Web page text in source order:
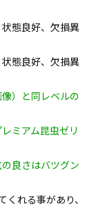
態良好、欠損異
態良好、欠損異
）と同レベルの
ミアム昆虫ゼリ
良さはバツグン
れる事があり、